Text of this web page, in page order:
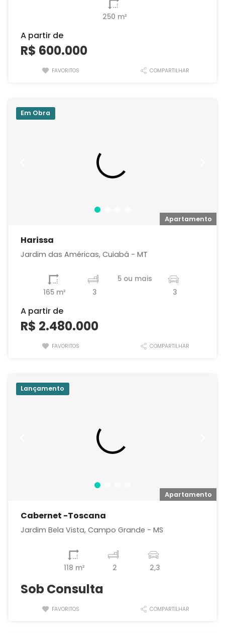
250 m²
A partir de
R$ 600.000
FAVORITOS COMPARTILHAR
Apartamento
Em Obra
Harissa
Jardim das Américas, Cuiabá - MT
165 m² 3
5 ou mais
3
A partir de
R$ 2.480.000
FAVORITOS COMPARTILHAR
Apartamento
Lançamento
Cabernet -Toscana
Jardim Bela Vista, Campo Grande - MS
118 m² 2 2,3
Sob Consulta
FAVORITOS COMPARTILHAR